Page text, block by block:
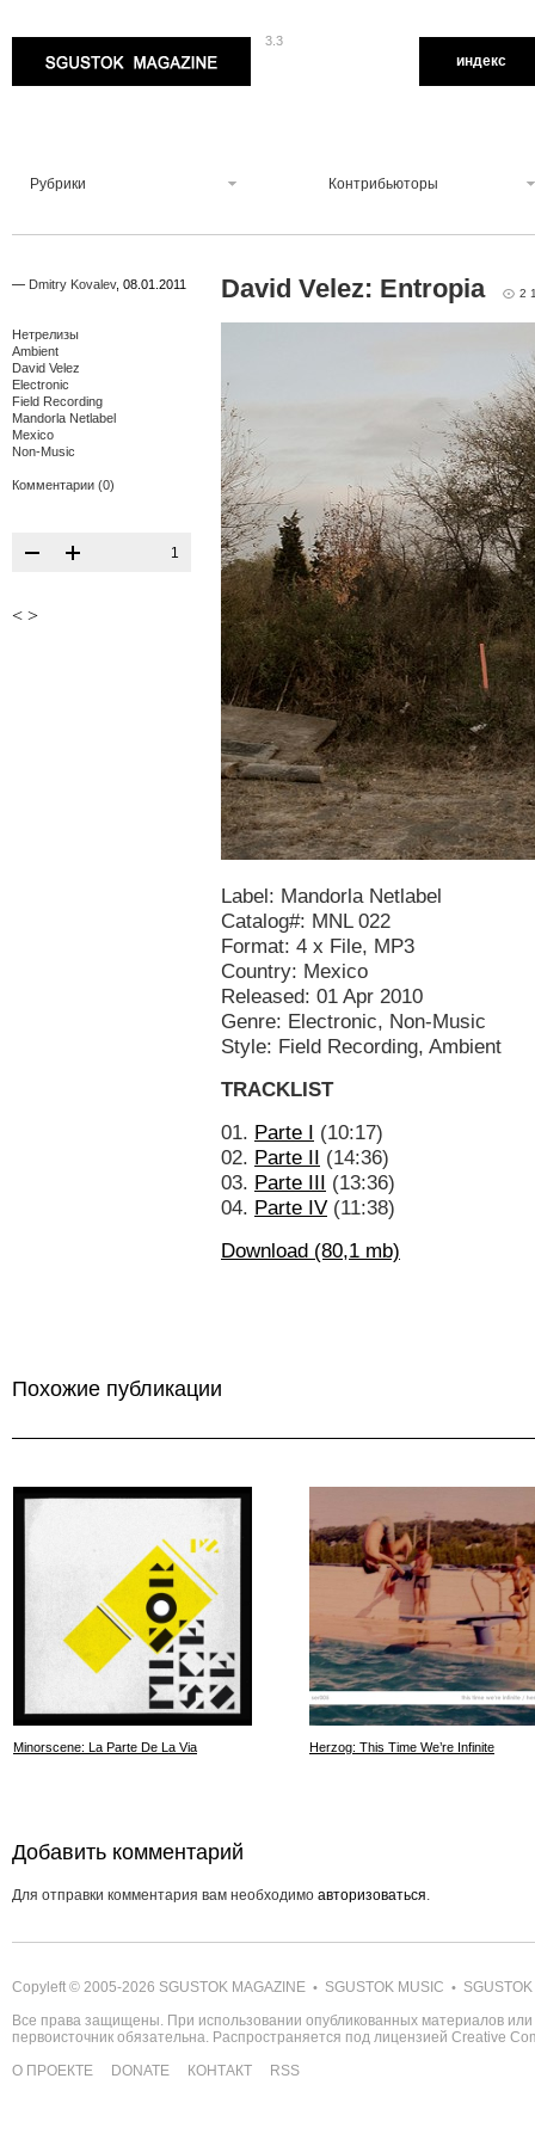
3.3
индекс
Рубрики Контрибьюторы
— Dmitry Kovalev, 08.01.2011
Нетрелизы
Ambient
David Velez
Electronic
Field Recording
Mandorla Netlabel
Mexico
Non-Music
Комментарии (0)
1
< >
David Velez: Entropia 2
Label: Mandorla Netlabel
Catalog#: MNL 022
Format: 4 x File, MP3
Country: Mexico
Released: 01 Apr 2010
Genre: Electronic, Non-Music
Style: Field Recording, Ambient
TRACKLIST
01. Parte I (10:17)
02. Parte II (14:36)
03. Parte III (13:36)
04. Parte IV (11:38)
Download (80,1 mb)
Похожие публикации
Minorscene: La Parte De La Via Herzog: This Time We’re Infinite
Добавить комментарий
Для отправки комментария вам необходимо авторизоваться.
Copyleft © 2005-2026 SGUSTOK MAGAZINE • SGUSTOK MUSIC •
Все права защищены. При использовании опубликованных материалов
первоисточник обязательна. Распространяется под лицензией Creative
О ПРОЕКТЕ
DONATE КОНТАКТ RSS